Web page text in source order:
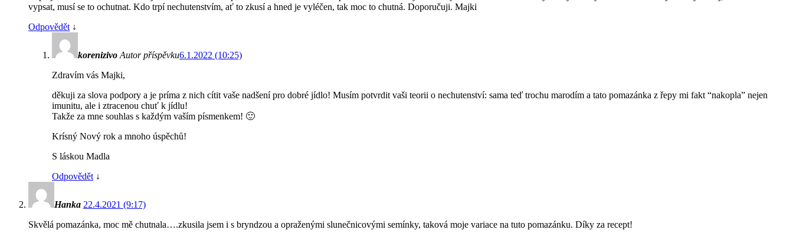
vypsat, musí se to ochutnat. Kdo trpí nechutenstvím, ať to zkusí a hned je vyléčen, tak moc to chutná. Doporučuji. Majki
Odpovědět ↓
korenizivo Autor příspěvku6.1.2022 (10:25)
Zdravím vás Majki,
děkuji za slova podpory a je príma z nich cítit vaše nadšení pro dobré jídlo! Musím potvrdit vaši teorii o nechutenství: sama teď trochu marodím a tato pomazánka z řepy mi fakt “nakopla” nejen
imunitu, ale i ztracenou chuť k jídlu!
Takže za mne souhlas s každým vaším písmenkem! 🙂
Krísný Nový rok a mnoho úspěchů!
S láskou Madla
Odpovědět ↓
Hanka 22.4.2021 (9:17)
Skvělá pomazánka, moc mě chutnala….zkusila jsem i s bryndzou a opraženými slunečnicovými semínky, taková moje variace na tuto pomazánku. Díky za recept!